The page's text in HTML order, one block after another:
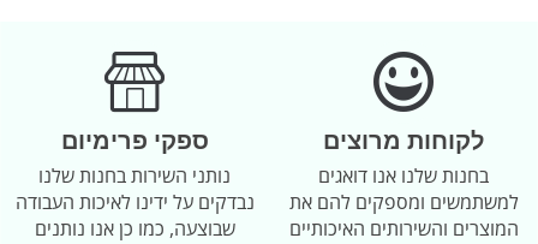
לקוחות מרוצים
בחנות שלנו אנו דואגים
למשתמשים ומספקים להם את
המוצרים והשירותים האיכותיים
ספקי פרימיום
נותני השירות בחנות שלנו
נבדקים על ידינו לאיכות העבודה
שבוצעה, כמו כן אנו נותנים